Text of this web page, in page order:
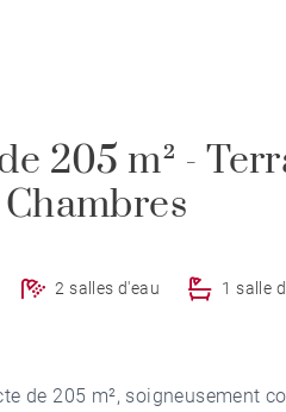
205 m² -
2 salles d'eau
1 salle
de 205 m², soigneusement